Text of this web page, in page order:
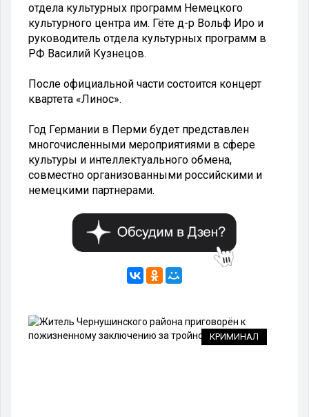
отдела культурных программ Немецкого
культурного центра им. Гёте д-р Вольф Иро и
руководитель отдела культурных программ в
РФ Василий Кузнецов.
После официальной части состоится концерт
квартета «Линос».
Год Германии в Перми будет представлен
многочисленными мероприятиями в сфере
культуры и интеллектуального обмена,
совместно организованными российскими и
немецкими партнерами.
КРИМИНАЛ